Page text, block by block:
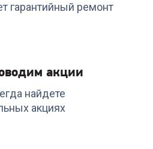
гарантийный ремонт
акции
найдете
акциях